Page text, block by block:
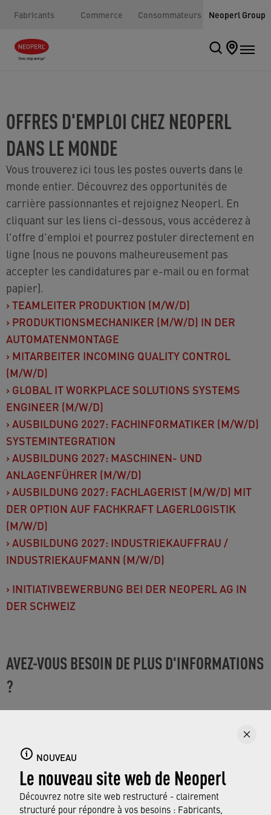
Fabricants Commerce Consommateurs Neoperl Group
NOUVEAU
Le nouveau site web de Neoperl
Découvrez notre site web restructuré - clairement
structuré pour répondre à vos besoins : Fabricants,
OFFRES D'EMPLOI CHEZ NEOPERL
DANS LE MONDE
Vous trouverez ici tous les postes ouverts dans le
monde entier. Découvrez des opportunités de
carrière passionnantes et rejoignez Neoperl. En
cliquant sur les liens ci-dessous, vous accéderez à
l'offre d'emploi et pourrez postuler directement en
ligne (nous ne pouvons malheureusement pas
accepter les candidatures par e-mail ou en format
papier).
› TEAMLEITER PRODUKTION (M/W/D)
› PRODUKTIONSMECHANIKER (M/W/D) IN DER
AUTOMATENMONTAGE
› MITARBEITER INCOMING QUALITY CONTROL
(M/W/D)
› GLOBAL IT WORKPLACE SOLUTIONS SYSTEMS
ENGINEER (M/W/D)
› AUSBILDUNG 2027: FACHINFORMATIKER (M/W/D)
SYSTEMINTEGRATION
› AUSBILDUNG 2027: MASCHINEN- UND
ANLAGENFÜHRER (M/W/D)
› AUSBILDUNG 2027: FACHLAGERIST (M/W/D) MIT
DER OPTION AUF FACHKRAFT LAGERLOGISTIK
(M/W/D)
› AUSBILDUNG 2027: INDUSTRIEKAUFFRAU /
INDUSTRIEKAUFMANN (M/W/D)
› INITIATIVBEWERBUNG BEI DER NEOPERL AG IN
DER SCHWEIZ
AVEZ-VOUS BESOIN DE PLUS D'INFORMATIONS
?